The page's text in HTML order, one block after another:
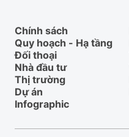
Chính sách
Quy hoạch - Hạ tầng
Đối thoại
Nhà đầu tư
Thị trường
Dự án
Infographic